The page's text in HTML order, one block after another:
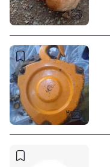
۱
۲